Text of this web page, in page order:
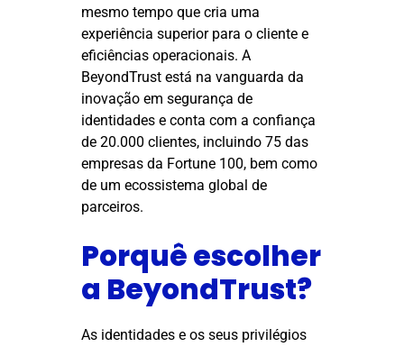
mesmo tempo que cria uma
experiência superior para o cliente e
eficiências operacionais. A
BeyondTrust está na vanguarda da
inovação em segurança de
identidades e conta com a confiança
de 20.000 clientes, incluindo 75 das
empresas da Fortune 100, bem como
de um ecossistema global de
parceiros.
Porquê escolher
a BeyondTrust?
As identidades e os seus privilégios